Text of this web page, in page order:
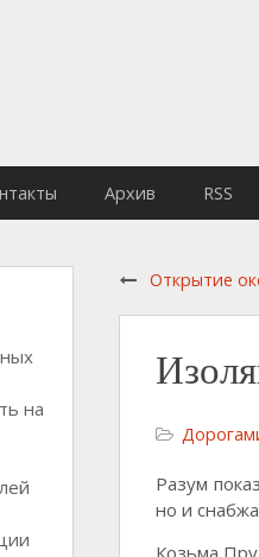
Архив RSS
Открытие
Разум
но и
Козьма
на